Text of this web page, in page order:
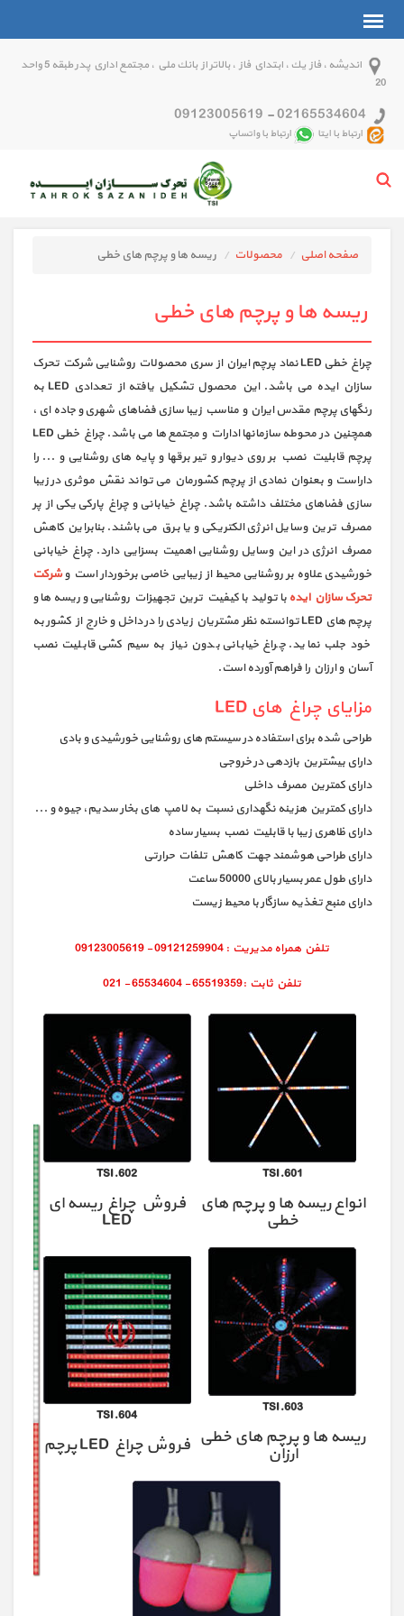
انديشه ، فاز يك ، ابتداي فاز ، بالاتر از بانك ملي ، مجتمع اداري پدر طبقه 5 واحد
20
02165534604
-
09123005619
ارتباط با ایتا ارتباط با واتساپ
صفحه اصلی محصولات ریسه ها و پرچم های خطی
ریسه ها و پرچم های خطی
چراغ خطی LED نماد پرچم ایران از سری محصولات روشنایی شرکت تحرک
سازان ایده می باشد. این محصول تشکیل یافته از تعدادی LED به
رنگهای پرچم مقدس ایران و مناسب زیبا سازی فضاهای شهری و جاده ای ،
همچنین در محوطه سازمانها ادارات و مجتمع ها می باشد. چراغ خطی LED
پرچم قابلیت نصب بر روی دیوار و تیر برقها و پایه های روشنایی و ... را
داراست و بعنوان نمادی از پرچم کشورمان می تواند نقش موثری در زیبا
سازی فضاهای مختلف داشته باشد. چراغ خیابانی و چراغ پارکی یکی از پر
مصرف ترین وسایل انرژی الکتریکی و یا برق می باشند. بنابراین کاهش
مصرف انرژی در این وسایل روشنایی اهمیت بسزایی دارد. چراغ خیابانی
خورشیدی علاوه بر روشنایی محیط از زیبایی خاصی برخوردار است وشرکت
تحرک سازان ایده با تولید با کیفیت ترین تجهیزات روشنایی و ریسه ها و
پرچم های LED توانسته نظر مشتریان زیادی را در داخل و خارج از کشور به
خود جلب نماید. چراغ خیابانی بدون نیاز به سیم کشی قابلیت نصب
آسان و ارزان را فراهم آورده است.
مزایای چراغ های LED
طراحی شده برای استفاده در سیستم های روشنایی خورشیدی و بادی
دارای بیشترین بازدهی در خروجی
دارای کمترین مصرف داخلی
دارای کمترین هزینه نگهداری نسبت به لامپ های بخار سدیم، جیوه و ...
دارای ظاهری زیبا با قابلیت نصب بسیار ساده
دارای طراحی هوشمند جهت کاهش تلفات حرارتی
دارای طول عمر بسیار بالای 50000 ساعت
دارای منبع تغذیه سازگار با محیط زیست
TSI.601
انواع ریسه ها و پرچم های
خطی
TSI.602
فروش چراغ ریسه ای
LED
TSI.603
ریسه ها و پرچم های خطی
ارزان
TSI.604
فروش چراغ LED پرچم